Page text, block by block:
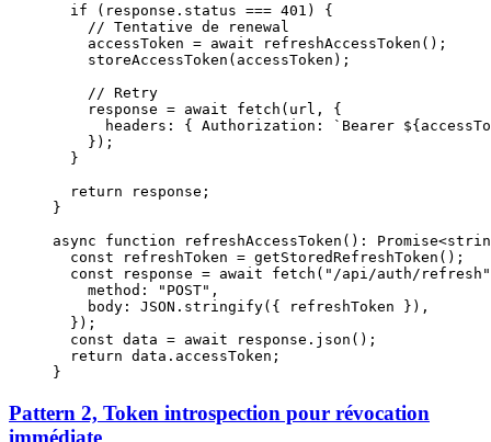
  if
(response.status === 401 ) {
    // Tentative de renewal
    accessToken
= await refreshAccessToken ();
    storeAccessToken
(accessToken);
    // Retry
    response
= await fetch (url, {
      headers: { Authorization:
`Bearer ${
    });
  }
  return
response;
}
async function refreshAccessToken () : Promise<
  const
refreshToken = getStoredRefreshToken ();
  const
response = await fetch ( "/api/auth/refresh"
    method:
"POST" ,
    body:
JSON . stringify({ refreshToken }),
  });
  const
data = await response. json ();
  return
data.accessToken;
}
Pattern 2, Token introspection pour révocation
immédiate